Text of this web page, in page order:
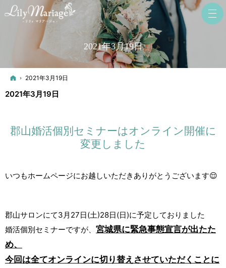
2021年3月19日
ホーム
2021年3月19日
2021年3月19日
郡山婚活個別セミナーはオンライン開催に
変更しました
いつもホームページにお越しいただきありがとうございます😌
郡山サロンにて3月27日(土)28日(日)に予定しておりました
婚活個別セミナーですが、 宮城県に緊急事態宣言が出たた
め、
今回は全てオンラインに切り替えさせていただくことに